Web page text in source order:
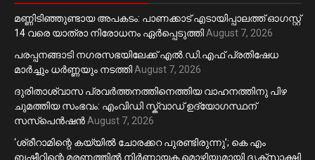
മണ്ണിടിഞ്ഞുണ്ടായ അപകടം: പാണക്കാട് എടായിപ്പാലത്ത് ഓഗസ്റ്റ്
14 വരെ യാത്രാ നിരോധനം ഏര്‍പ്പെടുത്തി August 7, 2026
പരപ്പനങ്ങാടി നഗരസഭയിലേക്ക് എൽ.ഡി.എഫ് പ്രതിഷേധ
മാർച്ചും ധർണ്ണയും നടത്തി August 7, 2026
ദുരിതാശ്വാസ പ്രവർത്തനത്തിനെത്തിയ വാഹനത്തിനു പിഴ
ചുമത്തിയ സംഭവം: എംവിഡി സ്ക്വാഡ് ഉദ്യോഗസ്ഥന്
സസ്പെൻഷൻ August 7, 2026
‘ശ്രീറാമിന്റെ കയ്യിൽ ചോരക്കറ പുരണ്ടിരുന്നു’; കെ എം
ബഷീറിന്റെ മരണത്തിൽ നിർണായക മൊഴിയുമായി ദൃക്‌സാക്ഷി